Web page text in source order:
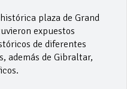
plaza de Grand
expuestos
de diferentes
además de Gibraltar,